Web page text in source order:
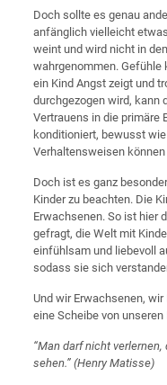
Doch sollte es genau
anfänglich vielleicht
weint und wird nicht in
wahrgenommen. Gefühle
ein Kind Angst zeigt und
durchgezogen wird, kann
Vertrauens in die primäre
konditioniert, bewusst
Verhaltensweisen
Doch ist es ganz
Kinder zu beachten. Die
Erwachsenen. So ist hier
gefragt, die Welt mit
einfühlsam und liebevoll
sodass sie sich
Und wir Erwachsenen,
eine Scheibe von
“Man darf nicht
sehen.” (Henry Matisse)